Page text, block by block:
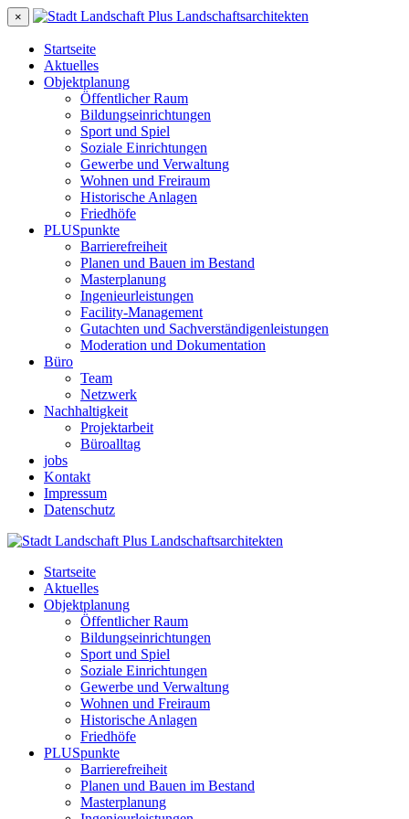
×
Startseite
Aktuelles
Objektplanung
Öffentlicher Raum
Bildungseinrichtungen
Sport und Spiel
Soziale Einrichtungen
Gewerbe und Verwaltung
Wohnen und Freiraum
Historische Anlagen
Friedhöfe
PLUSpunkte
Barrierefreiheit
Planen und Bauen im Bestand
Masterplanung
Ingenieurleistungen
Facility-Management
Gutachten und Sachverständigenleistungen
Moderation und Dokumentation
Büro
Team
Netzwerk
Nachhaltigkeit
Projektarbeit
Büroalltag
jobs
Kontakt
Impressum
Datenschutz
Startseite
Aktuelles
Objektplanung
Öffentlicher Raum
Bildungseinrichtungen
Sport und Spiel
Soziale Einrichtungen
Gewerbe und Verwaltung
Wohnen und Freiraum
Historische Anlagen
Friedhöfe
PLUSpunkte
Barrierefreiheit
Planen und Bauen im Bestand
Masterplanung